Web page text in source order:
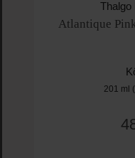
Thalgo
Atlantique
201 ml